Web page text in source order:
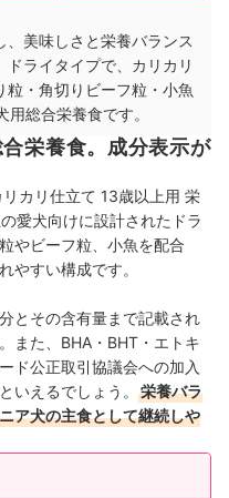
美味しさと栄養バランス
ライタイプで、カリカリ
粒・角切りビーフ粒・小魚
総合栄養食です。
栄養食。成分表示が
カリ仕立て 13歳以上用 栄
愛犬向けに設計されたドラ
やビーフ粒、小魚を配合
やすい構成です。
とその含有量まで記載され
また、BHA・BHT・エトキ
ド公正取引協議会への加入
いえるでしょう。
栄養バラ
ア犬の主食として継続しや